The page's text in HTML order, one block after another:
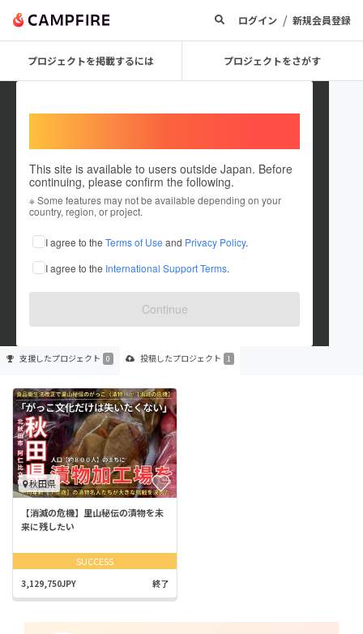
ログイン / 新規会員登録
プロジェクトを掲載するには プロジェクトをさがす
This site is available to users outside Japan. Before
continuing, please confirm the following.
※ Some features may not be available depending on your
country, region, or project.
I agree to the Terms of Use and Privacy Policy.
I agree to the International Support Terms.
Continue
（一社） 大阿仁ワーキング
これまでに1件のプロジェクトを投稿しています
在住国：未設定
出身国：未設定
支援したプロジェクト 0 投稿したプロジェクト 1
秋田県
【消滅の危機︎】里山秘伝の漬物を未
来に残したい
SUCCESS
3,129,750JPY 終了